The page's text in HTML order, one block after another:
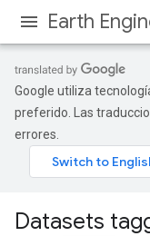
Earth
Google utiliza
preferido. Las
errores.
Datasets